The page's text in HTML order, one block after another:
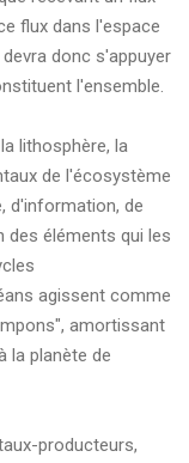
flux dans l'espace
donc s'appuyer
l'ensemble.
lithosphère, la
de l'écosystème
d'information, de
des éléments qui les
agissent comme
amortissant
la planète de
producteurs,